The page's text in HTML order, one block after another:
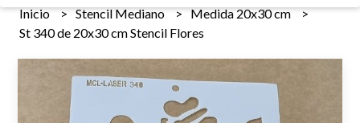
Inicio Stencil Mediano
Medida 20x30 cm
St 340 de 20x30 cm Stencil Flores